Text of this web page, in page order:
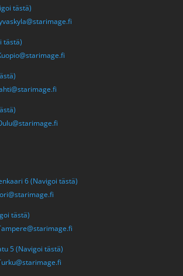
tästä)
tästä)
6 (Navigoi tästä)
tästä)
5 (Navigoi tästä)